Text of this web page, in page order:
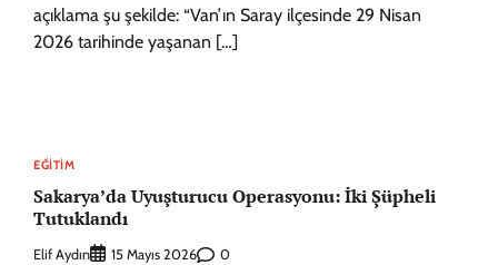
açıklama şu şekilde: “Van’ın Saray ilçesinde 29 Nisan
2026 tarihinde yaşanan […]
EĞITIM
Sakarya’da Uyuşturucu Operasyonu: İki Şüpheli
Tutuklandı
Elif Aydın 15 Mayıs 2026 0